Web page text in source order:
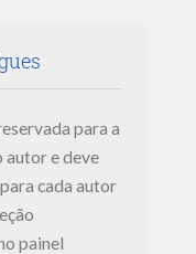
para a
e deve
cada autor
painel